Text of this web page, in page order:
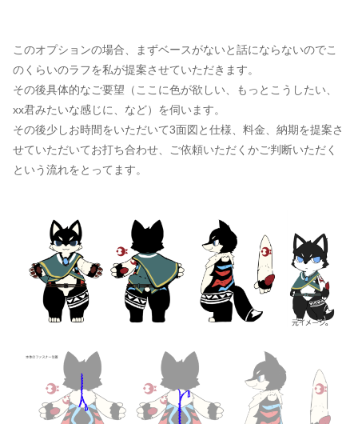
このオプションの場合、まずベースがないと話にならないのでこ
のくらいのラフを私が提案させていただきます。
その後具体的なご要望（ここに色が欲しい、もっとこうしたい、
xx君みたいな感じに、など）を伺います。
その後少しお時間をいただいて3面図と仕様、料金、納期を提案さ
せていただいてお打ち合わせ、ご依頼いただくかご判断いただく
という流れをとってます。